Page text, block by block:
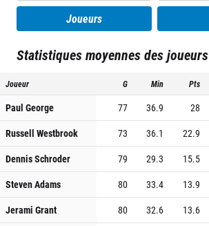
Joueurs
Statistiques moyennes des joueurs
Joueur G Min Pts
Paul George 77 36.9 28
Russell Westbrook
73 36.1 22.9
Dennis Schroder
79 29.3 15.5
Steven Adams
80 33.4 13.9
Jerami Grant
80 32.6 13.6